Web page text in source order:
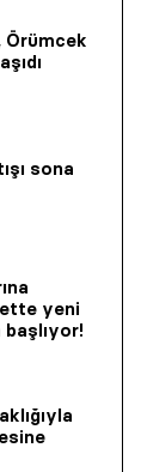
Örümcek
sona
yeni